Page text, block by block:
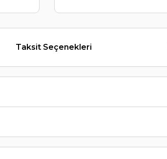
Taksit Seçenekleri